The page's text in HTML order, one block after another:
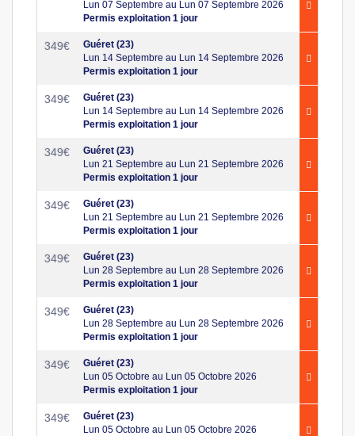
Lun 07 Septembre au Lun 07 Septembre 2026
Permis exploitation 1 jour
349€
Guéret (23)
Lun 14 Septembre au Lun 14 Septembre 2026
Permis exploitation 1 jour
349€
Guéret (23)
Lun 14 Septembre au Lun 14 Septembre 2026
Permis exploitation 1 jour
349€
Guéret (23)
Lun 21 Septembre au Lun 21 Septembre 2026
Permis exploitation 1 jour
349€
Guéret (23)
Lun 21 Septembre au Lun 21 Septembre 2026
Permis exploitation 1 jour
349€
Guéret (23)
Lun 28 Septembre au Lun 28 Septembre 2026
Permis exploitation 1 jour
349€
Guéret (23)
Lun 28 Septembre au Lun 28 Septembre 2026
Permis exploitation 1 jour
349€
Guéret (23)
Lun 05 Octobre au Lun 05 Octobre 2026
Permis exploitation 1 jour
349€
Guéret (23)
Lun 05 Octobre au Lun 05 Octobre 2026